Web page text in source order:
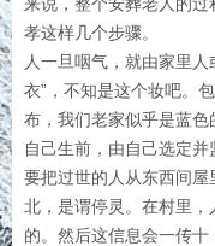
孝这样几个步骤。
人一旦咽气，就由家里
衣”，不知是这个妆吧。
布，我们老家似乎是蓝
自己生前，由自己选定并
要把过世的人从东西间
北，是谓停灵。在村里
的。然后这信息会一传十